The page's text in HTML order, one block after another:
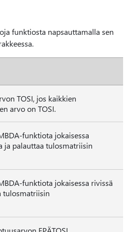
funktiosta napsauttamalla sen
TOSI, jos kaikkien
arvo on TOSI.
funktiota jokaisessa
ja palauttaa tulosmatriisin
funktiota jokaisessa rivissä
tulosmatriisin